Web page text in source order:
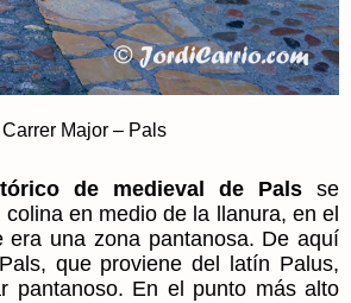
Carrer Major – Pals
de medieval de Pals se
en medio de la llanura, en el
era una zona pantanosa. De aquí
que proviene del latín Palus,
pantanoso. En el punto más alto